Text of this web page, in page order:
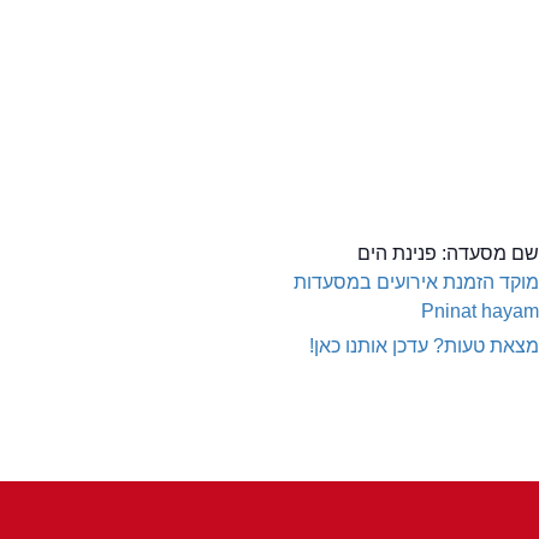
שם מסעדה: פנינת הים
מוקד הזמנת אירועים במסעדות
Pninat hayam
מצאת טעות? עדכן אותנו כאן!